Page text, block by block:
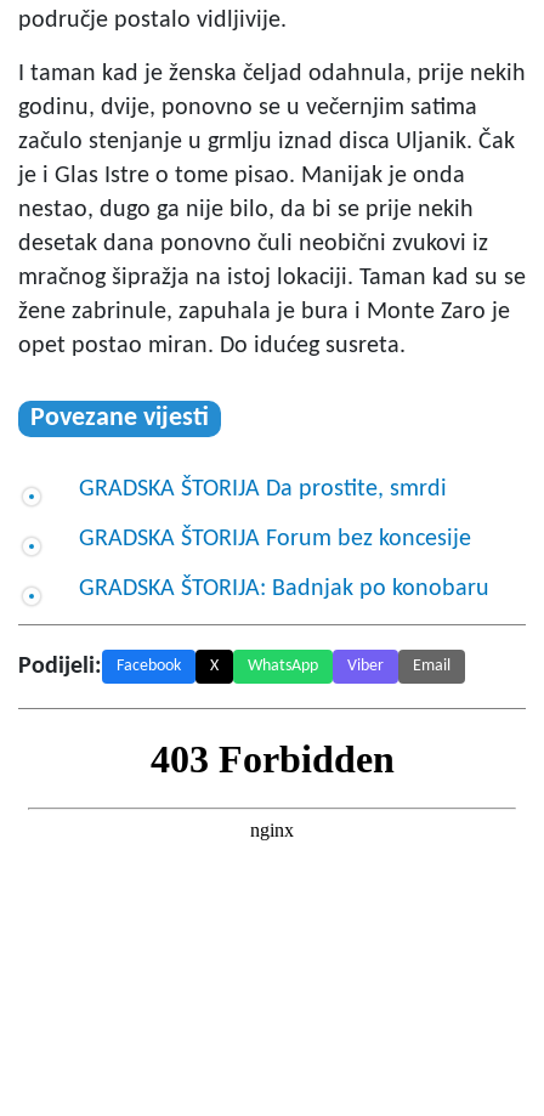
područje postalo vidljivije.
I taman kad je ženska čeljad odahnula, prije nekih
godinu, dvije, ponovno se u večernjim satima
začulo stenjanje u grmlju iznad disca Uljanik. Čak
je i Glas Istre o tome pisao. Manijak je onda
nestao, dugo ga nije bilo, da bi se prije nekih
desetak dana ponovno čuli neobični zvukovi iz
mračnog šipražja na istoj lokaciji. Taman kad su se
žene zabrinule, zapuhala je bura i Monte Zaro je
opet postao miran. Do idućeg susreta.
Povezane vijesti
GRADSKA ŠTORIJA Da prostite, smrdi
GRADSKA ŠTORIJA Forum bez koncesije
GRADSKA ŠTORIJA: Badnjak po konobaru
Podijeli: Facebook X WhatsApp Viber Email